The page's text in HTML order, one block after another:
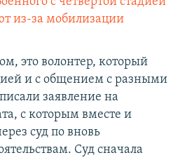
из-за мобилизации
это волонтер, который
и с общением с разными
заявление на
с которым вместе и
суд по вновь
Суд сначала